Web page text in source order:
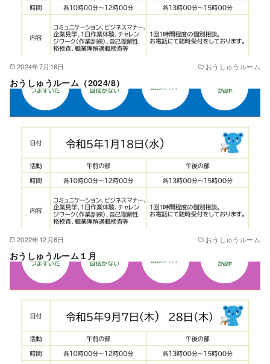
2024年7月16日 おうしゅうルーム
おうしゅうルーム（2024/8）
2022年12月8日 おうしゅうルーム
おうしゅうルーム１月